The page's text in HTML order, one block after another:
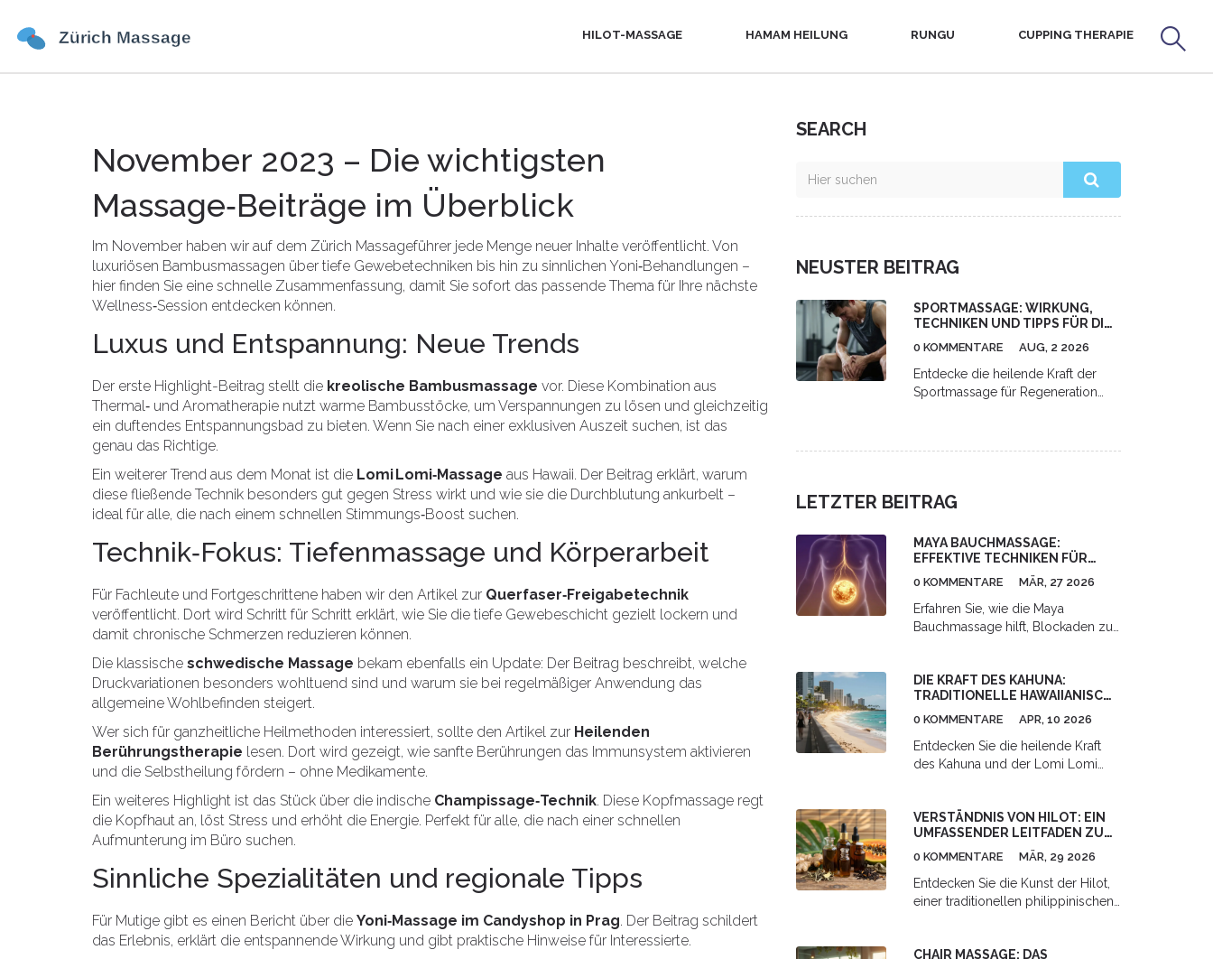
HILOT-MASSAGE HAMAM HEILUNG RUNGU CUPPING THERAPIE
November 2023 – Die wichtigsten
Massage‑Beiträge im Überblick
Im November haben wir auf dem Zürich Massageführer jede Menge neuer Inhalte veröffentlicht. Von
luxuriösen Bambusmassagen über tiefe Gewebetechniken bis hin zu sinnlichen Yoni‑Behandlungen –
hier finden Sie eine schnelle Zusammenfassung, damit Sie sofort das passende Thema für Ihre nächste
Wellness‑Session entdecken können.
Luxus und Entspannung: Neue Trends
Der erste Highlight-Beitrag stellt die kreolische Bambusmassage vor. Diese Kombination aus
Thermal‑ und Aromatherapie nutzt warme Bambusstöcke, um Verspannungen zu lösen und gleichzeitig
ein duftendes Entspannungsbad zu bieten. Wenn Sie nach einer exklusiven Auszeit suchen, ist das
genau das Richtige.
Ein weiterer Trend aus dem Monat ist die Lomi Lomi‑Massage aus Hawaii. Der Beitrag erklärt, warum
diese fließende Technik besonders gut gegen Stress wirkt und wie sie die Durchblutung ankurbelt –
ideal für alle, die nach einem schnellen Stimmungs‑Boost suchen.
Technik‑Fokus: Tiefenmassage und Körperarbeit
Für Fachleute und Fortgeschrittene haben wir den Artikel zur Querfaser‑Freigabetechnik
veröffentlicht. Dort wird Schritt für Schritt erklärt, wie Sie die tiefe Gewebeschicht gezielt lockern und
damit chronische Schmerzen reduzieren können.
Die klassische schwedische Massage bekam ebenfalls ein Update: Der Beitrag beschreibt, welche
Druckvariationen besonders wohltuend sind und warum sie bei regelmäßiger Anwendung das
allgemeine Wohlbefinden steigert.
Wer sich für ganzheitliche Heilmethoden interessiert, sollte den Artikel zur Heilenden
Berührungstherapie lesen. Dort wird gezeigt, wie sanfte Berührungen das Immunsystem aktivieren
und die Selbstheilung fördern – ohne Medikamente.
Ein weiteres Highlight ist das Stück über die indische Champissage‑Technik. Diese Kopfmassage regt
die Kopfhaut an, löst Stress und erhöht die Energie. Perfekt für alle, die nach einer schnellen
Aufmunterung im Büro suchen.
Sinnliche Spezialitäten und regionale Tipps
Für Mutige gibt es einen Bericht über die Yoni‑Massage im Candyshop in Prag. Der Beitrag schildert
das Erlebnis, erklärt die entspannende Wirkung und gibt praktische Hinweise für Interessierte.
SEARCH
NEUSTER BEITRAG
SPORTMASSAGE: WIRKUNG,
TECHNIKEN UND TIPPS FÜR DIE
0 KOMMENTARE AUG, 2 2026
Entdecke die heilende Kraft der
Sportmassage für Regeneration
LETZTER BEITRAG
MAYA BAUCHMASSAGE:
EFFEKTIVE TECHNIKEN FÜR
GESUNDHEIT UND INNERE
STÄRKE
0 KOMMENTARE MÄR, 27 2026
Erfahren Sie, wie die Maya
Bauchmassage hilft, Blockaden zu
Leitfaden für Körper und Geist.
DIE KRAFT DES KAHUNA:
TRADITIONELLE HAWAIIANISCHE
0 KOMMENTARE APR, 10 2026
Entdecken Sie die heilende Kraft
des Kahuna und der Lomi Lomi
Huna Ihren Alltag stressfreier
machen.
VERSTÄNDNIS VON HILOT: EIN
UMFASSENDER LEITFADEN ZUR
THERAPEUTISCHEN MASSAGE
0 KOMMENTARE MÄR, 29 2026
Entdecken Sie die Kunst der Hilot,
einer traditionellen philippinischen
Hintergrund und gesundheitliche
CHAIR MASSAGE: DAS